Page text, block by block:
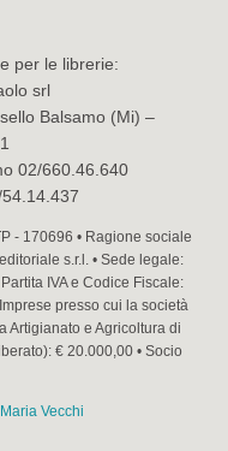
per le librerie:
srl
Balsamo (Mi) –
02/660.46.640
- 170696 • Ragione sociale
s.r.l. • Sede legale:
IVA e Codice Fiscale:
presso cui la società
Artigianato e Agricoltura di
€ 20.000,00 • Socio
Vecchi